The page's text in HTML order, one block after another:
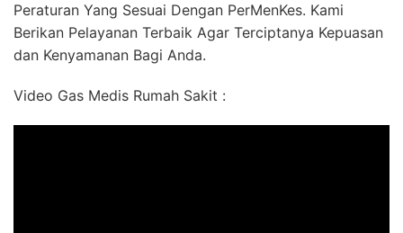
Peraturan Yang Sesuai Dengan PerMenKes. Kami
Berikan Pelayanan Terbaik Agar Terciptanya Kepuasan
dan Kenyamanan Bagi Anda.
Video Gas Medis Rumah Sakit :